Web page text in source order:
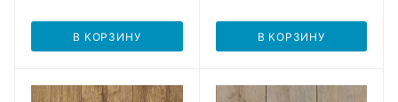
В КОРЗИНУ В КОРЗИНУ